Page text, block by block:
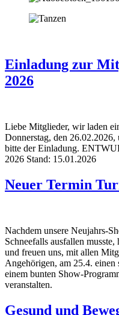
Einladung zur
2026
Liebe Mitglieder, wir laden
Donnerstag, den
bitte der Einladung.
2026 Stand: 15.01.2026
Neuer Termin
Nachdem unsere Neujahrs-
Schneefalls ausfallen
und freuen uns, mit allen
Angehörigen, am 25.4. einen
einem bunten Show-
veranstalten.
Gesund und